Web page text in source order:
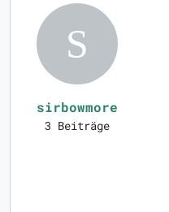
sirbowmore
3 Beiträge